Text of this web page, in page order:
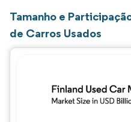
Tamanho e
de Carros Usados